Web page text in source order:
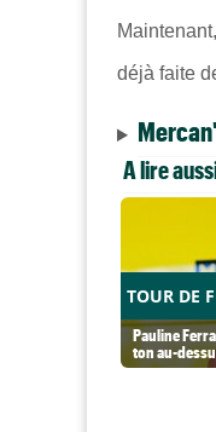
déjà faite
A lire
TOUR DE
Pauline
ton au-